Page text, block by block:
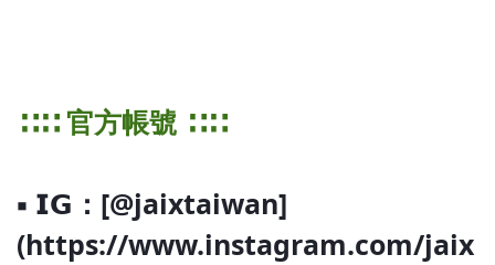
∷∷ 官方帳號 ∷∷
▪ 𝗜𝗚：[@jaixtaiwan]
(https://www.instagram.com/jaix